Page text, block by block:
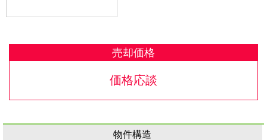
売却価格
価格応談
物件構造